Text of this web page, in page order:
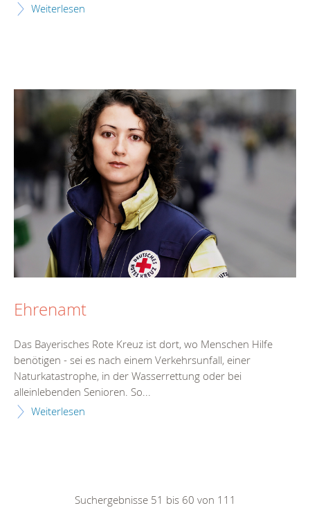
Weiterlesen
Ehrenamt
Das Bayerisches Rote Kreuz ist dort, wo Menschen Hilfe
benötigen - sei es nach einem Verkehrsunfall, einer
Naturkatastrophe, in der Wasserrettung oder bei
alleinlebenden Senioren. So...
Weiterlesen
Suchergebnisse 51 bis 60 von 111